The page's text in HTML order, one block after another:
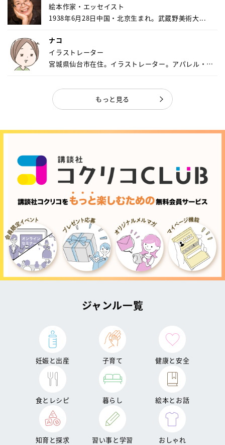
絵本作家・エッセイスト
1938年6月28日中国・北京生まれ。武蔵野美術大...
ナコ
イラストレーター
宮城県仙台市在住。イラストレーター。アパレル・キ
もっと見る
ジャンル一覧
妊娠と出産 子育て 健康と安全
食とレシピ 暮らし 絵本とお話
知育と探求 習い事と学習 おしゃれ